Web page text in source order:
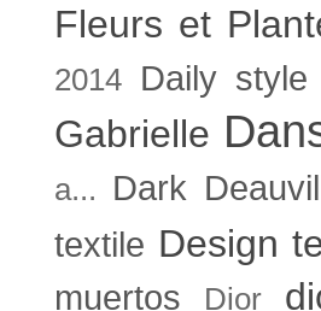
Fleurs et
2014
Daily style
Gabrielle
a... Dark
textile Design
muertos Dior